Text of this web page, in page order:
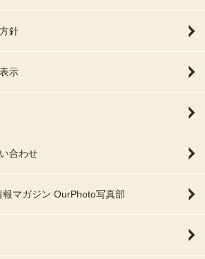
針
示
合わせ
マガジン OurPhoto写真部